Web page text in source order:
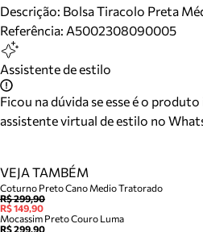
Descrição: Bolsa Tiracolo Preta
Referência: A5002308090005
Assistente de estilo
Ficou na dúvida se esse é o
assistente virtual de estilo no
VEJA TAMBÉM
Coturno Preto Cano Medio Tratorado
R$ 299,90
R$ 149,90
Mocassim Preto Couro Luma
R$ 299,90